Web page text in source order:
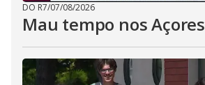
DO R7/07/08/2026
Mau tempo nos Açores